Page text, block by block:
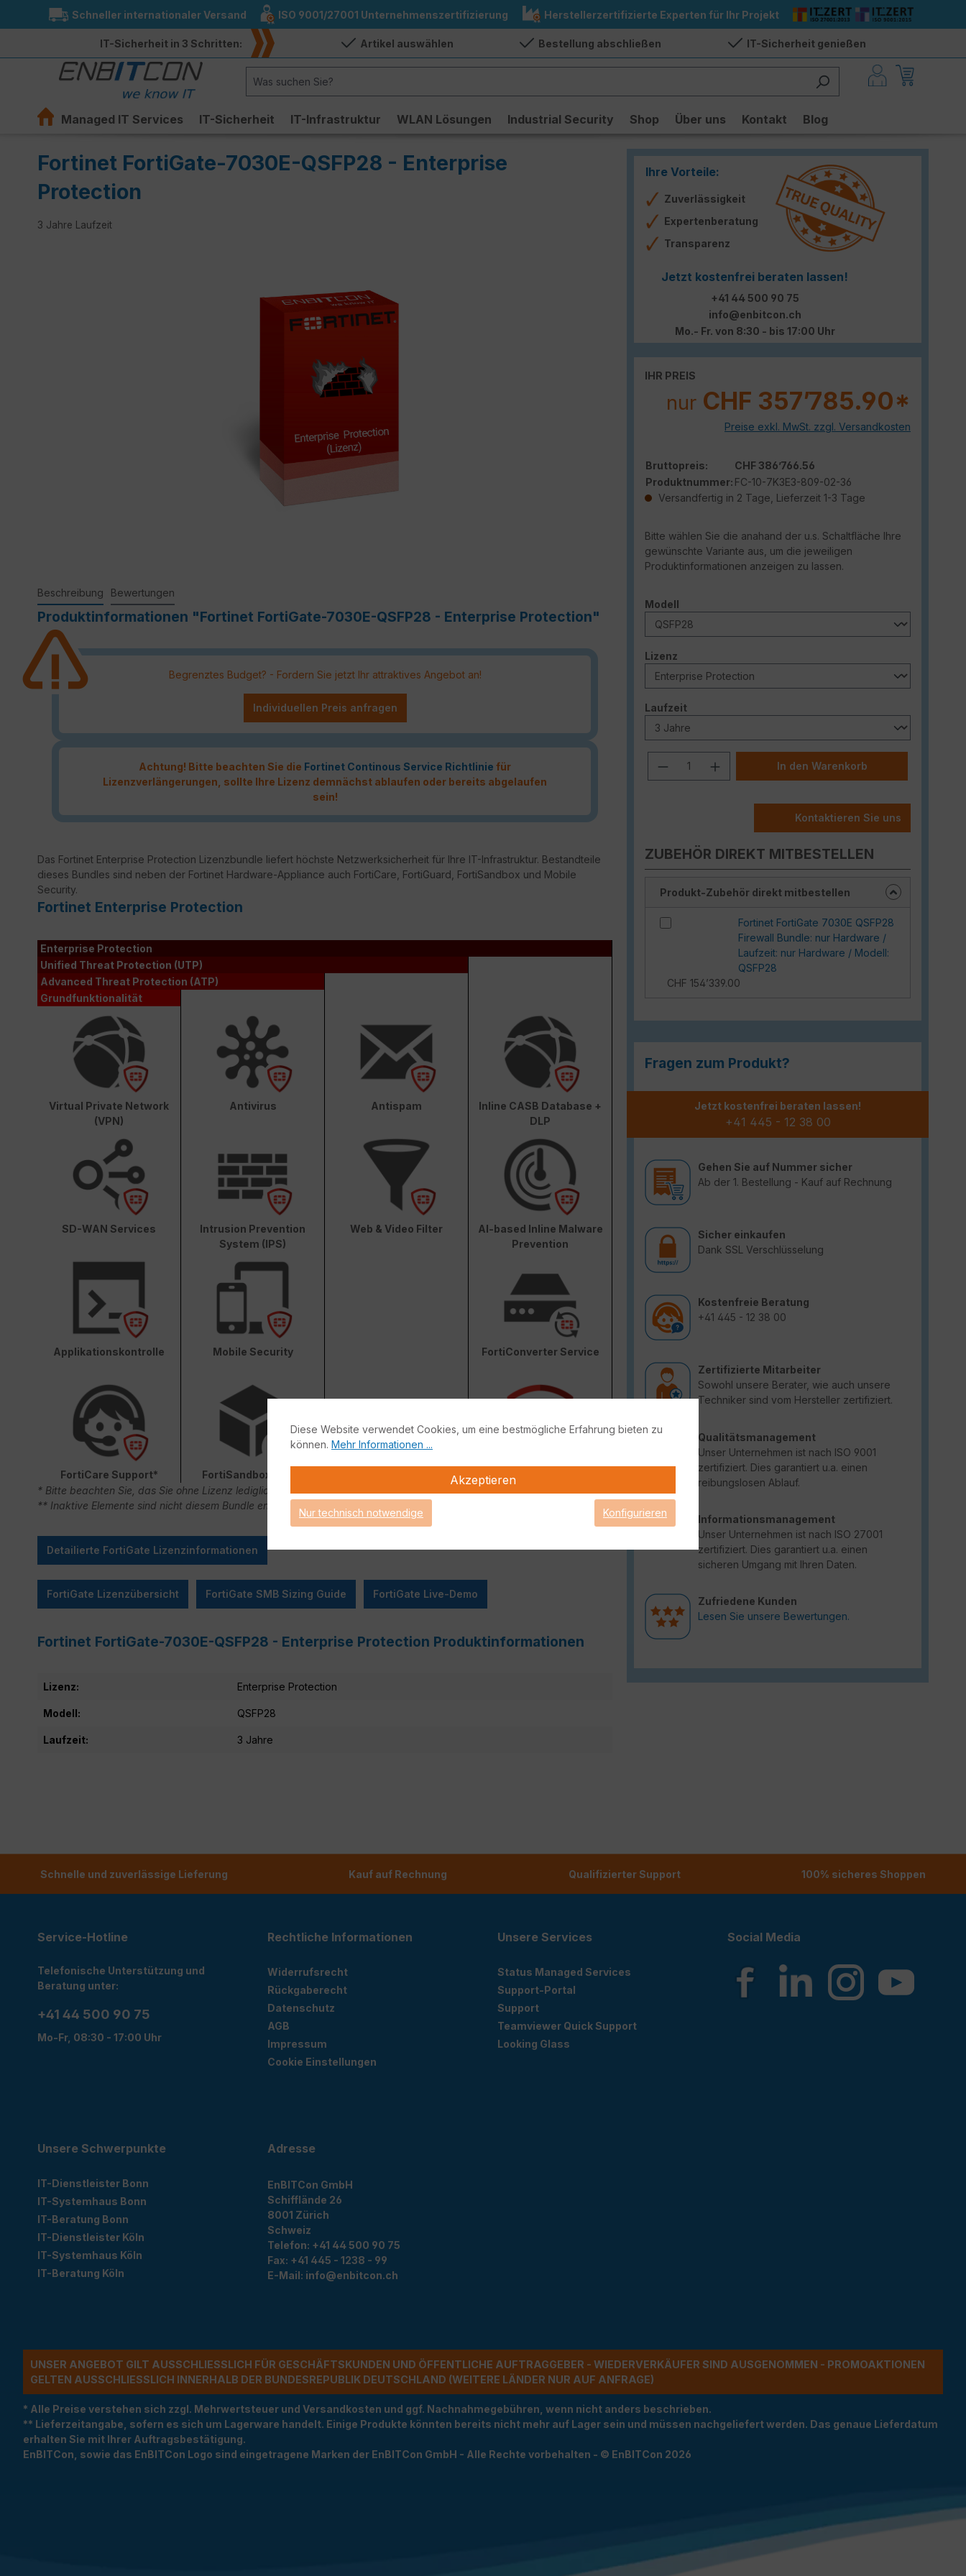
Zur Hauptnavigation springen
Schneller internationaler Versand ISO 9001/27001 Unternehmenszertifizierung Herstellerzertifizierte Experten für Ihr Projekt
IT-Sicherheit in 3 Schritten: Artikel auswählen Bestellung abschließen IT-Sicherheit genießen
Managed IT Services IT-Sicherheit IT-Infrastruktur WLAN Lösungen Industrial Security Shop Über uns Kontakt Blog
Fortinet FortiGate-7030E-QSFP28 - Enterprise
Protection
3 Jahre Laufzeit
Ihre Vorteile:
Zuverlässigkeit
Expertenberatung
Transparenz
Jetzt kostenfrei beraten lassen!
+41 44 500 90 75
info@enbitcon.ch
Mo.- Fr. von 8:30 - bis 17:00 Uhr
IHR PREIS
nur CHF 357’785.90*
Preise exkl. MwSt. zzgl. Versandkosten
Bruttopreis:
CHF 386’766.56
Produktnummer: FC-10-7K3E3-809-02-36
Versandfertig in 2 Tage, Lieferzeit 1-3 Tage
Bitte wählen Sie die anahand der u.s. Schaltfläche Ihre
gewünschte Variante aus, um die jeweiligen
Produktinformationen anzeigen zu lassen.
Modell
Lizenz
Laufzeitauswählen
Produkt Anzahl: Gib den
In den Warenkorb
Kontaktieren Sie uns
ZUBEHÖR DIREKT MITBESTELLEN
Produkt-Zubehör direkt mitbestellen
Fortinet FortiGate 7030E QSFP28
Firewall Bundle: nur Hardware /
Laufzeit: nur Hardware / Modell:
QSFP28
CHF 154’339.00
Fragen zum Produkt?
Jetzt kostenfrei beraten lassen!
+41 445 - 12 38 00
Gehen Sie auf Nummer sicher
Ab der 1. Bestellung - Kauf auf Rechnung
Sicher einkaufen
Dank SSL Verschlüsselung
Kostenfreie Beratung
+41 445 - 12 38 00
Zertifizierte Mitarbeiter
Sowohl unsere Berater, wie auch unsere
Techniker sind vom Hersteller zertifiziert.
Qualitätsmanagement
Unser Unternehmen ist nach ISO 9001
zertifiziert. Dies garantiert u.a. einen
reibungslosen Ablauf.
Informationsmanagement
Unser Unternehmen ist nach ISO 27001
zertifiziert. Dies garantiert u.a. einen
sicheren Umgang mit Ihren Daten.
Zufriedene Kunden
Lesen Sie unsere Bewertungen.
Beschreibung Bewertungen
Produktinformationen "Fortinet FortiGate-7030E-QSFP28 - Enterprise Protection"
Begrenztes Budget? - Fordern Sie jetzt Ihr attraktives Angebot an!
Individuellen Preis anfragen
Achtung! Bitte beachten Sie die Fortinet Continous Service Richtlinie für
Lizenzverlängerungen, sollte Ihre Lizenz demnächst ablaufen oder bereits abgelaufen
sein!
Das Fortinet Enterprise Protection Lizenzbundle liefert höchste Netzwerksicherheit für Ihre IT-Infrastruktur. Bestandteile
dieses Bundles sind neben der Fortinet Hardware-Appliance auch FortiCare, FortiGuard, FortiSandbox und Mobile
Security.
Fortinet Enterprise Protection
Enterprise Protection
Unified Threat Protection (UTP)
Advanced Threat Protection (ATP)
Grundfunktionalität
Virtual Private Network
(VPN)
Antivirus Antispam
Inline CASB Database +
DLP
SD-WAN Services
Intrusion Prevention
System (IPS)
Web & Video Filter
AI-based Inline Malware
Prevention
Applikationskontrolle Mobile Security FortiConverter Service
FortiCare Support* FortiSandbox Cloud
Attack Surface Security
* Bitte beachten Sie, das Sie ohne Lizenz lediglich 90 Tage von FortiCare Support gebrauch machen können.
** Inaktive Elemente sind nicht diesem Bundle enthalten.
Detailierte FortiGate Lizenzinformationen
FortiGate Lizenzübersicht FortiGate SMB Sizing Guide FortiGate Live-Demo
Fortinet FortiGate-7030E-QSFP28 - Enterprise Protection Produktinformationen
Lizenz: Enterprise Protection
Modell: QSFP28
Laufzeit: 3 Jahre
Schnelle und zuverlässige Lieferung Kauf auf Rechnung Qualifizierter Support 100% sicheres Shoppen
Service-Hotline
Telefonische Unterstützung und
Beratung unter:
+41 44 500 90 75
Mo-Fr, 08:30 - 17:00 Uhr
Rechtliche Informationen
Widerrufsrecht
Rückgaberecht
Datenschutz
AGB
Impressum
Cookie Einstellungen
Unsere Services
Status Managed Services
Support-Portal
Support
Teamviewer Quick Support
Looking Glass
Social Media
Unsere Schwerpunkte
IT-Dienstleister Bonn
IT-Systemhaus Bonn
IT-Beratung Bonn
IT-Dienstleister Köln
IT-Systemhaus Köln
IT-Beratung Köln
Adresse
EnBITCon GmbH
Schifflände 26
8001 Zürich
Schweiz
Telefon: +41 44 500 90 75
Fax: +41 445 - 1238 - 99
E-Mail: info@enbitcon.ch
UNSER ANGEBOT GILT AUSSCHLIESSLICH FÜR GESCHÄFTSKUNDEN UND ÖFFENTLICHE AUFTRAGGEBER - WIEDERVERKÄUFER SIND AUSGENOMMEN - PROMOAKTIONEN G
ELTEN AUSSCHLIESSLICH INNERHALB DER BUNDESREPUBLIK DEUTSCHLAND (WEITERE LÄNDER NUR AUF ANFRAGE)
* Alle Preise verstehen sich zzgl. Mehrwertsteuer und Versandkosten und ggf. Nachnahmegebühren, wenn nicht anders beschrieben.
** Lieferzeitangabe, sofern es sich um Lagerware handelt. Einige Produkte könnten bereits nicht mehr auf Lager sein und müssen nachgeliefert werden. Das genaue Lieferdatum
erhalten Sie mit Ihrer Auftragsbestätigung.
EnBITCon, sowie das EnBITCon Logo sind eingetragene Marken der EnBITCon GmbH - Alle Rechte vorbehalten - © EnBITCon 2026
Diese Website verwendet Cookies, um eine bestmögliche Erfahrung bieten zu
können. Mehr Informationen ...
Akzeptieren
Nur technisch notwendige Konfigurieren